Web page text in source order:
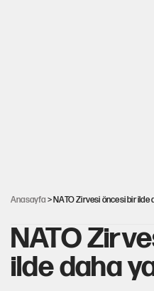
Anasayfa > NATO Zirvesi öncesi bir ilde
NATO
ilde daha